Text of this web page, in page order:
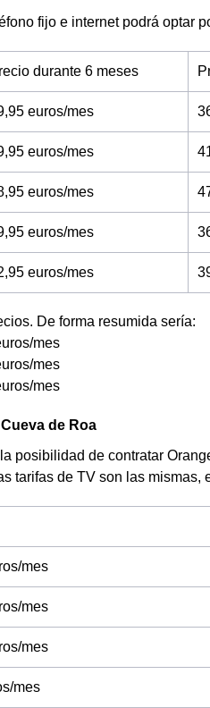
fijo e internet podrá optar
durante 6 meses
euros/mes
euros/mes
euros/mes
euros/mes
euros/mes
De forma resumida sería:
mes
mes
mes
de Roa
posibilidad de contratar
tarifas de TV son las mismas,
mes
mes
mes
mes